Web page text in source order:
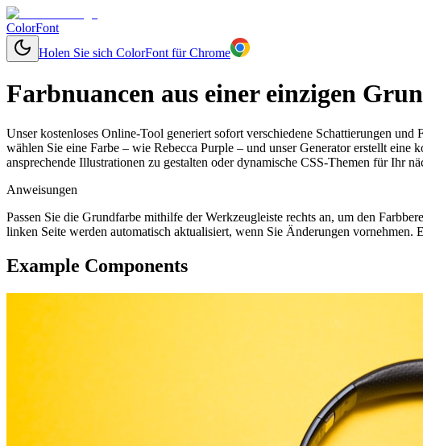
ColorFont
Holen Sie sich ColorFont für Chrome
Farbnuancen aus einer einzigen
Unser kostenloses Online-Tool generiert sofort verschiedene Schattierungen
wählen Sie eine Farbe – wie Rebecca Purple – und unser Generator erstellt
ansprechende Illustrationen zu gestalten oder dynamische CSS-Themen für Ihr
Anweisungen
Passen Sie die Grundfarbe mithilfe der Werkzeugleiste rechts an, um den
linken Seite werden automatisch aktualisiert, wenn Sie Änderungen
Example Components